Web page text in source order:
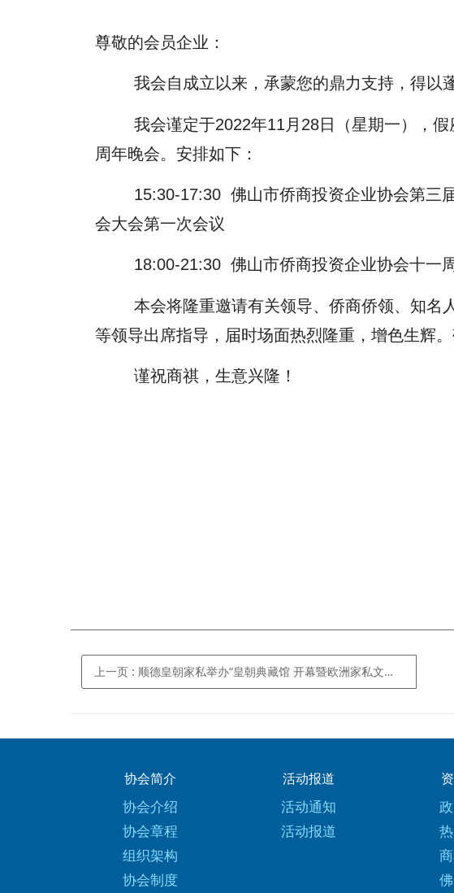
尊敬的会员企业：
我会自成立以来，承蒙您的鼎力支持，得以
我会谨定于2022年11月28日（星期一），假
周年晚会。安排如下：
15:30-17:30 佛山市侨商投资企业协会第三届
会大会第一次会议
18:00-21:30 佛山市侨商投资企业协会十一
本会将隆重邀请有关领导、侨商侨领、知名
等领导出席指导，届时场面热烈隆重，增色生辉。
谨祝商祺，生意兴隆！
上一页 : 顺德皇朝家私举办“皇朝典藏馆 开幕暨欧洲家私文化展”
协会简介
协会介绍
协会章程
组织架构
协会制度
活动报道
活动通知
活动报道